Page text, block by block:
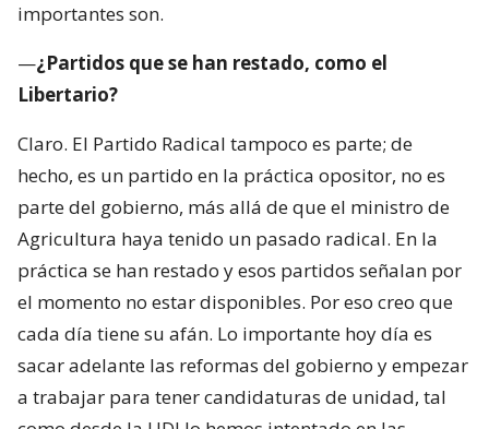
importantes son.
—¿Partidos que se han restado, como el
Libertario?
Claro. El Partido Radical tampoco es parte; de
hecho, es un partido en la práctica opositor, no es
parte del gobierno, más allá de que el ministro de
Agricultura haya tenido un pasado radical. En la
práctica se han restado y esos partidos señalan por
el momento no estar disponibles. Por eso creo que
cada día tiene su afán. Lo importante hoy día es
sacar adelante las reformas del gobierno y empezar
a trabajar para tener candidaturas de unidad, tal